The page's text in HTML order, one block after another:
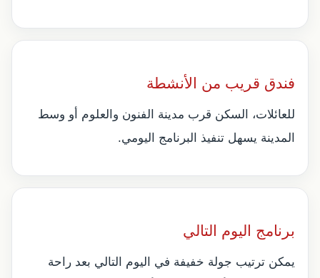
فندق قريب من الأنشطة
للعائلات، السكن قرب مدينة الفنون والعلوم أو وسط
المدينة يسهل تنفيذ البرنامج اليومي.
برنامج اليوم التالي
يمكن ترتيب جولة خفيفة في اليوم التالي بعد راحة